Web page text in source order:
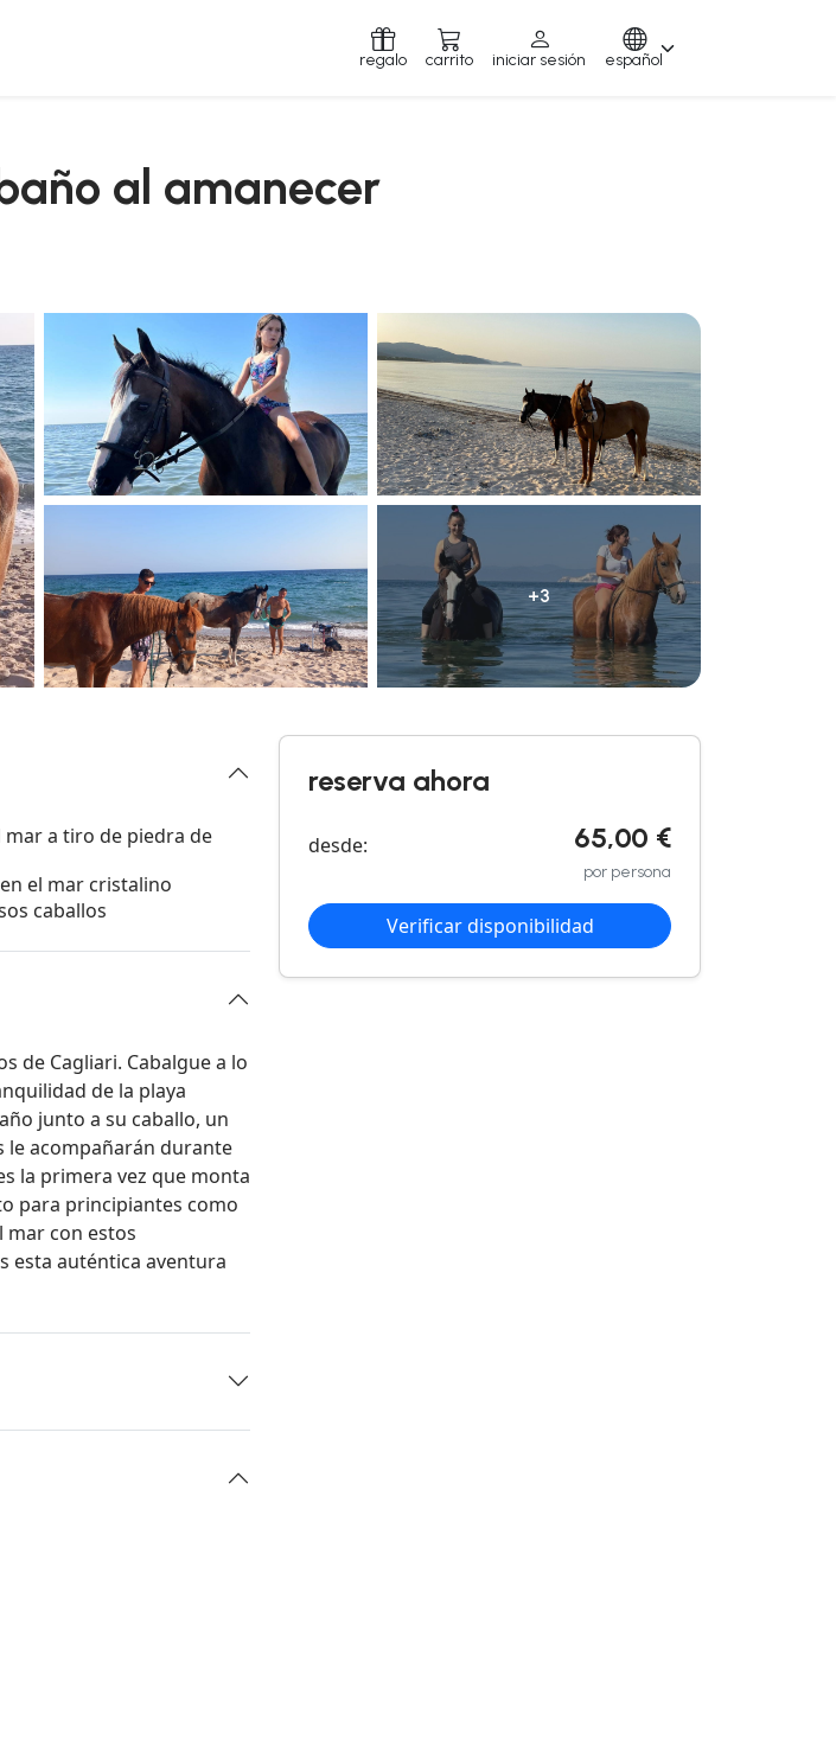
regalo carrito iniciar sesión español
al amanecer
+3
mar a tiro de piedra de
el mar cristalino
caballos
de Cagliari. Cabalgue a lo
de la playa
junto a su caballo, un
le acompañarán durante
la primera vez que monta
para principiantes como
mar con estos
esta auténtica aventura
reserva ahora
desde: 65,00 €
por persona
Verificar disponibilidad